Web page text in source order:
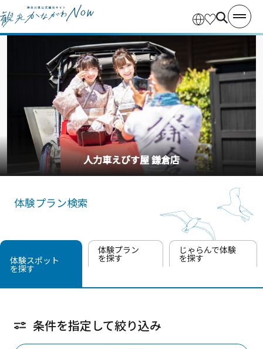
人力車えびす屋 鎌倉店
体験プラン検索
体験スポット
を探す
体験プラン
を探す
じゃらんで体験
を探す
条件を指定して絞り込み